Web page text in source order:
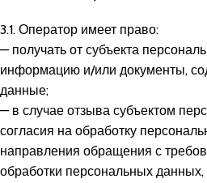
3.1. Оператор имеет право:
— получать от субъекта
информацию и/или документы,
данные;
— в случае отзыва субъектом
согласия на обработку
направления обращения с
обработки персональных